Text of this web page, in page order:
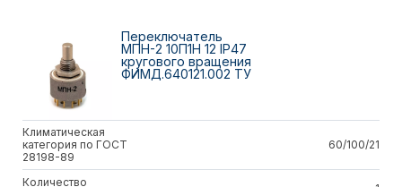
Переключатель
МПН-2 10П1Н 12 IP47
кругового вращения
ФИМД.640121.002 ТУ
Климатическая
категория по ГОСТ
28198-89
60/100/21
Количество